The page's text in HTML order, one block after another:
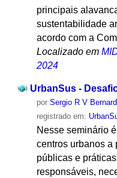
principais
sustentabilidade
acordo com a
Localizado em
2024
UrbanSus -
por Sergio R V
registrado em:
Nesse seminário
centros urbanos a
públicas e
responsáveis,